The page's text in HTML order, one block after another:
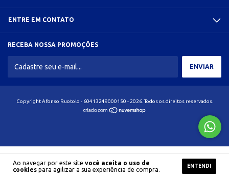
Ao navegar por este site você aceita o uso de
cookies para agilizar a sua experiência de compra.
ENTENDI
ENTRE EM CONTATO
RECEBA NOSSA PROMOÇÕES
Copyright Afonso Ruotolo - 60413249000150 - 2026. Todos os direitos reservados.